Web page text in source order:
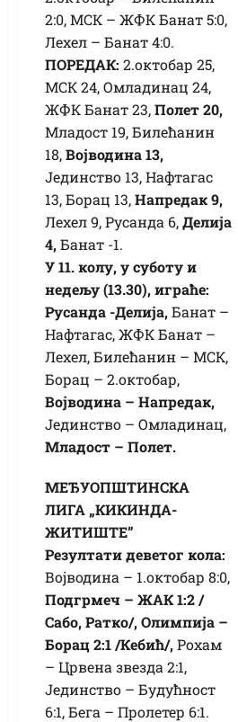
2:0, МСК – ЖФК Банат 5:0,
Лехел – Банат 4:0.
ПОРЕДАК: 2.октобар 25,
МСК 24, Омладинац 24,
ЖФК Банат 23,Полет 20,
Младост 19, Билећанин
18,Војводина 13,
Јединство 13, Нафтагас
13, Борац 13,Напредак 9,
Лехел 9, Русанда 6,Делија
4,Банат -1.
У 11. колу, у суботу и
недељу (13.30), играће:
Русанда -Делија,Банат –
Нафтагас, ЖФК Банат –
Лехел, Билећанин – МСК,
Борац – 2.октобар,
Војводина – Напредак,
Јединство – Омладинац,
Младост – Полет.
МЕЂУОПШТИНСКА
ЛИГА „КИКИНДА-
ЖИТИШТЕ”
Резултати деветог кола:
Војводина – 1.октобар 8:0,
Подгрмеч – ЖАК 1:2 /
Сабо, Ратко/, Олимпија –
Борац 2:1 /Кебић/,Рохам
– Црвена звезда 2:1,
Јединство – Будућност
6:1, Бега – Пролетер 6:1.